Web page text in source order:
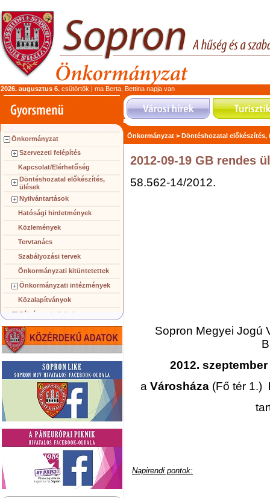
2026. augusztus 6. csütörtök | ma Berta, Bettina napja van
Önkormányzat
Szervezeti felépítés
Kapcsolat/Elérhetőség
Döntéshozatal előkészítés,
ülések
Nyilvántartások
Hatósági hirdetmények
Közlemények
Tervtanács
Szabályozási tervek
Önkormányzati kitüntetettek
Önkormányzati intézmények
Közalapítványok
Pályázatok, licitek
Koncepciók, tervezetek
Településképi követelmények
Közérdekű információk
Testvérvárosok
Önkormányzat > Döntéshozatal előkészítés,
2012-09-19 GB rendes
58.562-14/2012.
Sopron Megyei Jogú
2012.
a Városháza (Fő tér 1.)
Napirendi pontok: